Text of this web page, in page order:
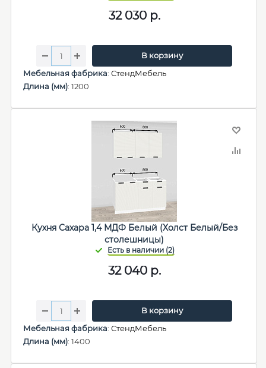
32 030р.
В корзину
Мебельная фабрика: СтендМебель
Длина (мм): 1200
Кухня Сахара 1,4 МДФ Белый (Холст Белый/Без
столешницы)
32 040р.
В корзину
Мебельная фабрика: СтендМебель
Длина (мм): 1400